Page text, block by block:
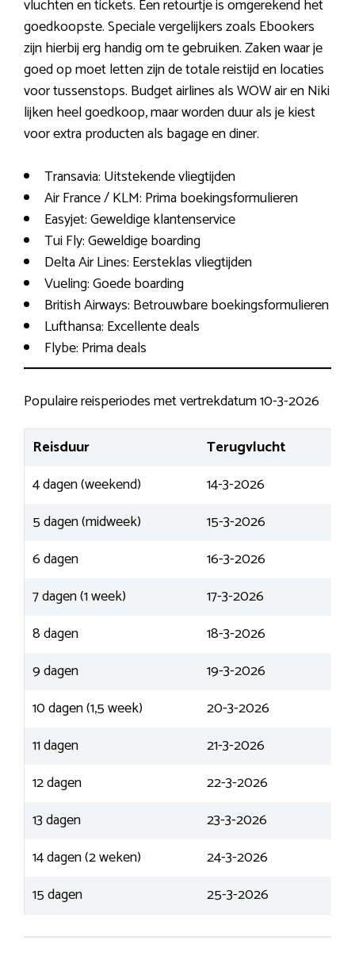
vluchten en tickets. Een retourtje is omgerekend het
goedkoopste. Speciale vergelijkers zoals Ebookers
zijn hierbij erg handig om te gebruiken. Zaken waar je
goed op moet letten zijn de totale reistijd en locaties
voor tussenstops. Budget airlines als WOW air en Niki
lijken heel goedkoop, maar worden duur als je kiest
voor extra producten als bagage en diner.
Transavia: Uitstekende vliegtijden
Air France / KLM: Prima boekingsformulieren
Easyjet: Geweldige klantenservice
Tui Fly: Geweldige boarding
Delta Air Lines: Eersteklas vliegtijden
Vueling: Goede boarding
British Airways: Betrouwbare boekingsformulieren
Lufthansa: Excellente deals
Flybe: Prima deals
Populaire reisperiodes met vertrekdatum 10-3-2026
Reisduur
Terugvlucht
4 dagen (weekend)
14-3-2026
5 dagen (midweek)
15-3-2026
6 dagen
16-3-2026
7 dagen (1 week)
17-3-2026
8 dagen
18-3-2026
9 dagen
19-3-2026
10 dagen (1,5 week)
20-3-2026
11 dagen
21-3-2026
12 dagen
22-3-2026
13 dagen
23-3-2026
14 dagen (2 weken)
24-3-2026
15 dagen
25-3-2026